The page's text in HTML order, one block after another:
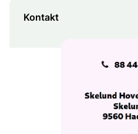
Kontakt